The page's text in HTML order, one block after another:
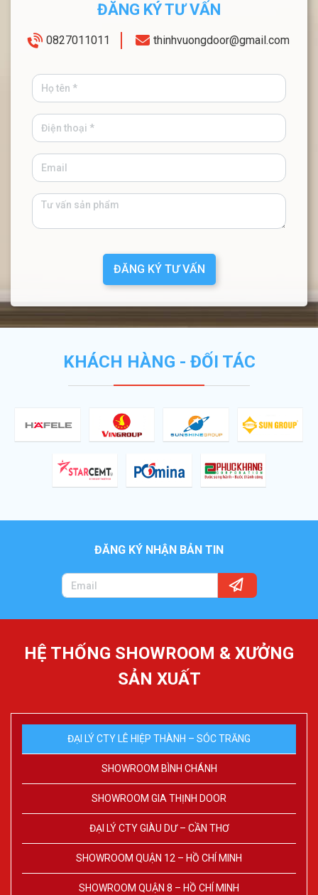
ĐĂNG KÝ TƯ VẤN
0827011011 thinhvuongdoor@gmail.com
ĐĂNG KÝ TƯ VẤN
KHÁCH HÀNG - ĐỐI TÁC
ĐĂNG KÝ NHẬN BẢN TIN
HỆ THỐNG SHOWROOM & XƯỞNG
SẢN XUẤT
ĐẠI LÝ CTY LÊ HIỆP THÀNH – SÓC TRĂNG
SHOWROOM BÌNH CHÁNH
SHOWROOM GIA THỊNH DOOR
ĐẠI LÝ CTY GIÀU DƯ – CẦN THƠ
SHOWROOM QUẬN 12 – HỒ CHÍ MINH
SHOWROOM QUẬN 8 – HỒ CHÍ MINH